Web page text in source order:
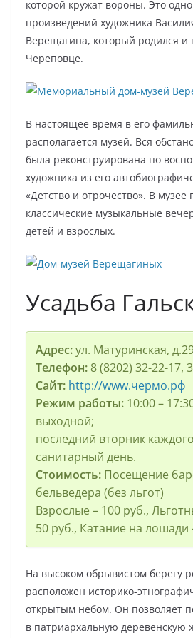
которой кружат вороны. Это
произведений художника
Верещагина, который родился и
Череповце.
В настоящее время в его
располагается музей. Вся
была реконструирована по
художника из его
«Детство и отрочество». В музее
классические музыкальные
детей и взрослых.
Усадьба
Адрес:ул. Матуринская,
Телефон:8 (8202) 32-22-17,
Сайт: http://www.чермо.рф
Режим работы:10:00 –
выходной;
последний вторник
санитарный день.
Стоимость:Посещение
бельведера (без льгот)
Взрослые – 100 руб.,
50 руб., Катание на лошади
На высоком обрывистом берегу
расположен историко-
открытым небом. Он позволяет
в патриархальную деревенскую